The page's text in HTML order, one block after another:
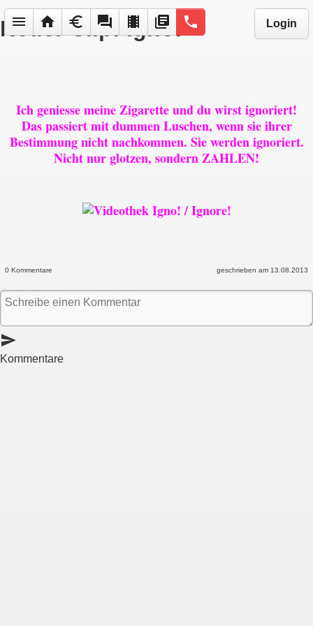
menu home euro forum local_movies library_books phone Login
Neuer Clip: Igno!
Ich geniesse meine Zigarette und du wirst ignoriert!
Das passiert mit dummen Luschen, wenn sie ihrer
Bestimmung nicht nachkommen. Sie werden ignoriert.
Nicht nur glotzen, sondern ZAHLEN!
0 Kommentare geschrieben am 13.08.2013
send
Kommentare